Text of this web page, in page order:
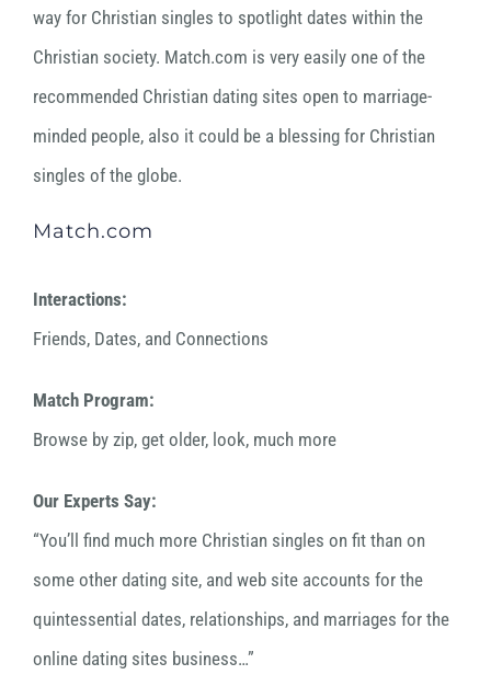
way for Christian singles to spotlight dates within the
Christian society. Match.com is very easily one of the
recommended Christian dating sites open to marriage-
minded people, also it could be a blessing for Christian
singles of the globe.
Match.com
Interactions:
Friends, Dates, and Connections
Match Program:
Browse by zip, get older, look, much more
Our Experts Say:
“You’ll find much more Christian singles on fit than on
some other dating site, and web site accounts for the
quintessential dates, relationships, and marriages for the
online dating sites business…”